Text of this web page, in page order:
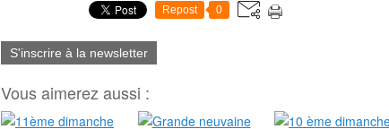
Repost 0
S'inscrire à la newsletter
Vous aimerez aussi :